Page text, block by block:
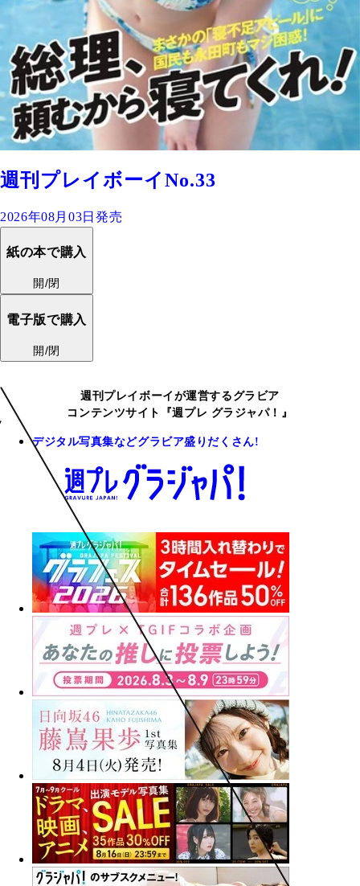
週刊プレイボーイNo.33
2026年08月03日発売
紙の本で購入
開/閉
電子版で購入
開/閉
週刊プレイボーイが運営するグラビア
コンテンツサイト『週プレ グラジャパ！』
デジタル写真集などグラビア盛りだくさん!